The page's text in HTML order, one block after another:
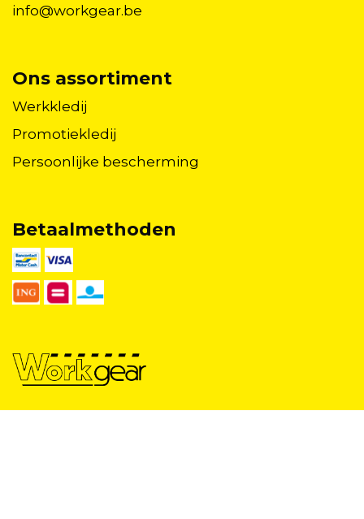
info@workgear.be
Ons assortiment
Werkkledij
Promotiekledij
Persoonlijke bescherming
Betaalmethoden